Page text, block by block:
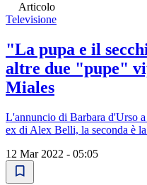
Articolo
Televisione
"La pupa e il
altre due "pupe"
Miales
L'annuncio di Barbara d'Urso
ex di Alex Belli, la seconda è
12 Mar 2022 - 05:05